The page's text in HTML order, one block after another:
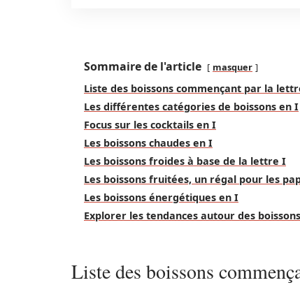
Sommaire de l'article masquer
Liste des boissons commençant par la
Les différentes catégories de boissons en I
Focus sur les cocktails en I
Les boissons chaudes en I
Les boissons froides à base de la lettre I
Les boissons fruitées, un régal pour les
Les boissons énergétiques en I
Explorer les tendances autour des
Liste des boissons